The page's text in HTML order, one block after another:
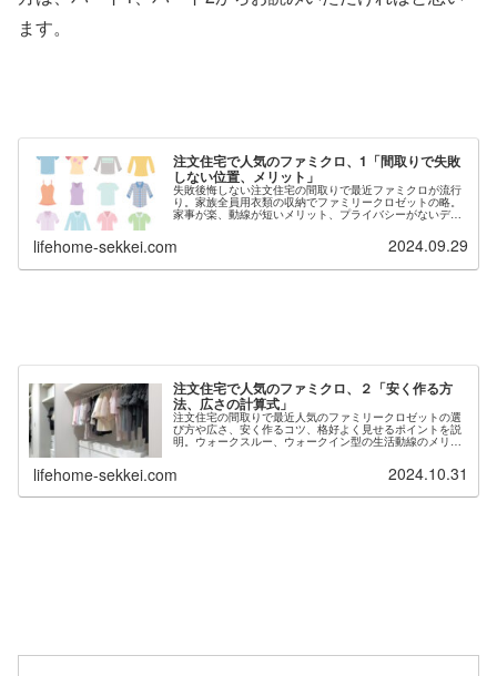
ます。
注文住宅で人気のファミクロ、1「間取りで失敗
しない位置、メリット」
失敗後悔しない注文住宅の間取りで最近ファミクロが流行
り。家族全員用衣類の収納でファミリークロゼットの略。
家事が楽、動線が短いメリット、プライバシーがないデメ
リットも説明。配置の位置を玄関リビング、洗面所ランド
リールーム、寝室近くと分けて紹介、２階にした設計のア
ドバイスも。札幌の設計事務所の１級建築士の人気のブロ
lifehome-sekkei.com 2024.09.29
注文住宅で人気のファミクロ、２「安く作る方
法、広さの計算式」
注文住宅の間取りで最近人気のファミリークロゼットの選
び方や広さ、安く作るコツ、格好よく見せるポイントを説
明。ウォークスルー、ウォークイン型の生活動線のメリッ
トデメリットを実例図で解説。収納量や広さの計算式も図
面で説明。ハウスメーカー工務店の安価の可動棚や製作家
具の依頼の仕方も。一戸建ての悩みは北海道札幌の設計士
lifehome-sekkei.com 2024.10.31